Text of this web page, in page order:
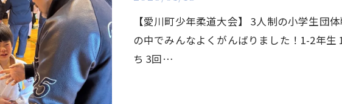
【愛川町少年柔道大会】 3人制の小学生団
の中でみんなよくがんばりました！1-2年
ち 3回…